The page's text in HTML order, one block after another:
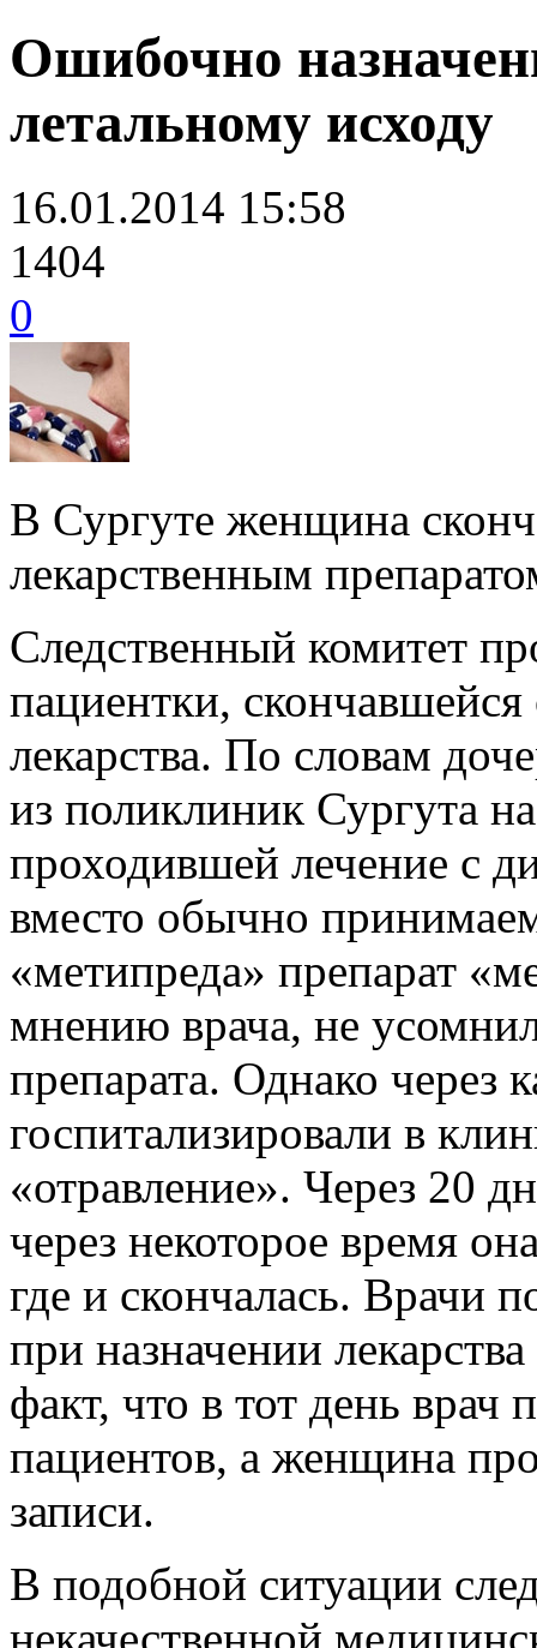
Ошибочно
летальному исходу
16.01.2014 15:58
1404
0
В Сургуте женщина
лекарственным
Следственный комитет
пациентки, скончавшейся
лекарства. По словам
из поликлиник Сургута
проходившей лечение с
вместо обычно
«метипреда» препарат
мнению врача, не
препарата. Однако через
госпитализировали в
«отравление». Через 20
через некоторое время
где и скончалась. Врачи
при назначении
факт, что в тот день врач
пациентов, а женщина
записи.
В подобной ситуации